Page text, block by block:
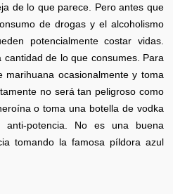
de lo que parece. Pero antes que
de drogas y el alcoholismo
potencialmente costar vidas.
de lo que consumes. Para
ocasionalmente y toma
no será tan peligroso como
o toma una botella de vodka
potencia. No es una buena
tomando la famosa píldora azul